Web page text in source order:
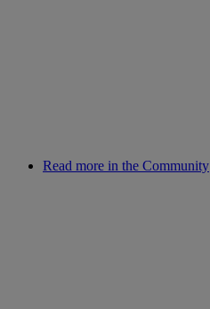
Read more in the Community